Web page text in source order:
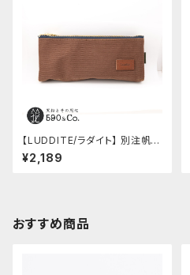
【LUDDITE/ラダイト】 別注帆布
ベンディペンケース (コーヒー)
¥2,189
おすすめ商品